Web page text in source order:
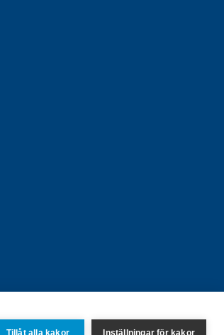
Tillåt alla kakor Inställningar för kakor